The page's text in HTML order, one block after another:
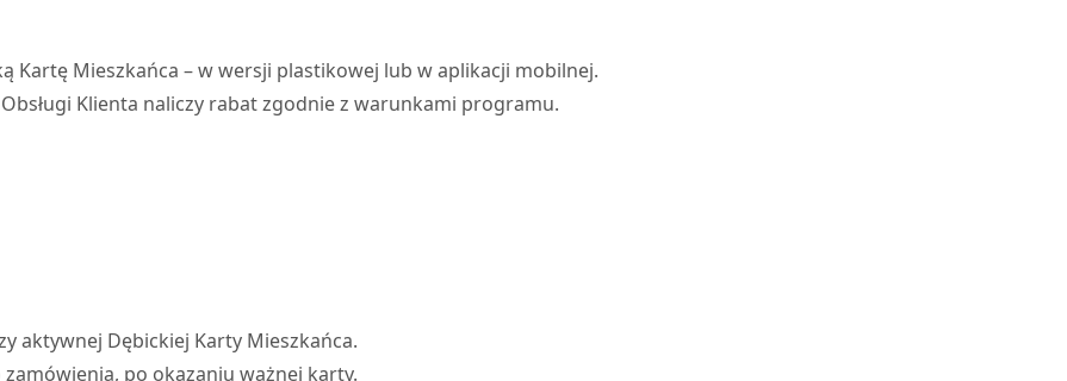
Kartę Mieszkańca – w wersji plastikowej lub w aplikacji mobilnej.
Klienta naliczy rabat zgodnie z warunkami programu.
aktywnej Dębickiej Karty Mieszkańca.
po okazaniu ważnej karty.